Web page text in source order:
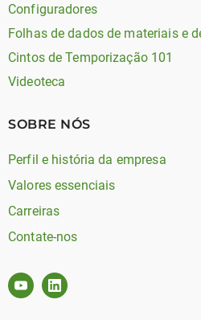
Configuradores
Folhas de dados de materiais e
Cintos de Temporização 101
Videoteca
SOBRE NÓS
Perfil e história da empresa
Valores essenciais
Carreiras
Contate-nos